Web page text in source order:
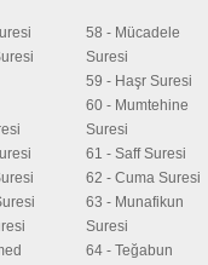
58 - Mücadele
Suresi
59 - Haşr Suresi
60 - Mumtehine
Suresi
61 - Saff Suresi
62 - Cuma Suresi
63 - Munafikun
Suresi
64 - Teğabun